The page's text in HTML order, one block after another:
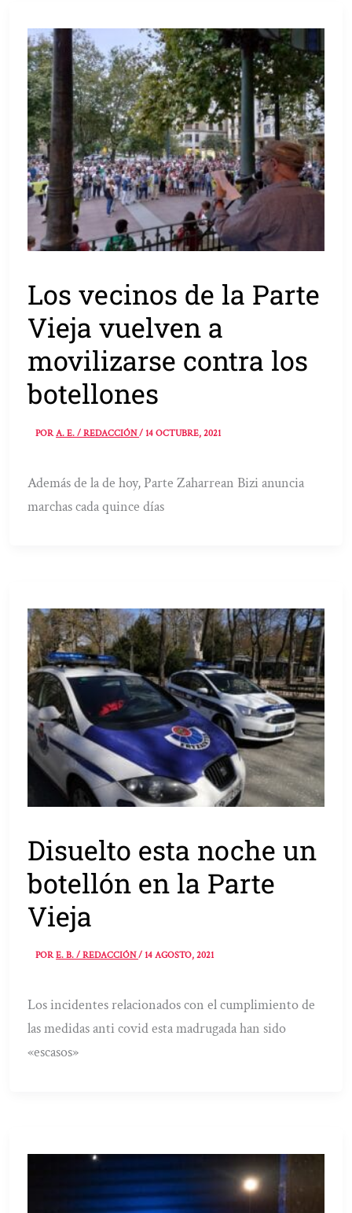
Los vecinos de la Parte
Vieja vuelven a
movilizarse contra los
botellones
PORA. E. / REDACCIÓN/14 OCTUBRE, 2021
Además de la de hoy, Parte Zaharrean Bizi anuncia
marchas cada quince días
Disuelto esta noche un
botellón en la Parte
Vieja
PORE. B. / REDACCIÓN/14 AGOSTO, 2021
Los incidentes relacionados con el cumplimiento de
las medidas anti covid esta madrugada han sido
«escasos»